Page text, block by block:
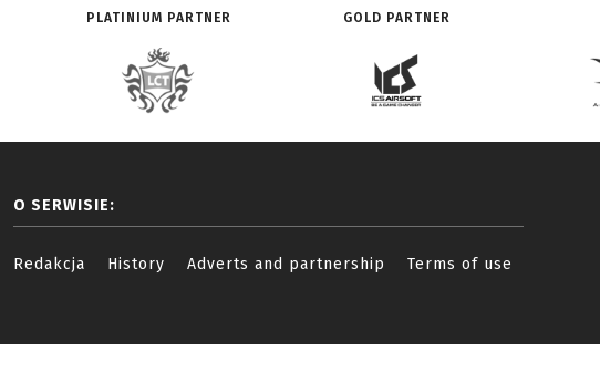
PLATINIUM PARTNER GOLD PARTNER
O SERWISIE:
Redakcja History Adverts and partnership Terms of use